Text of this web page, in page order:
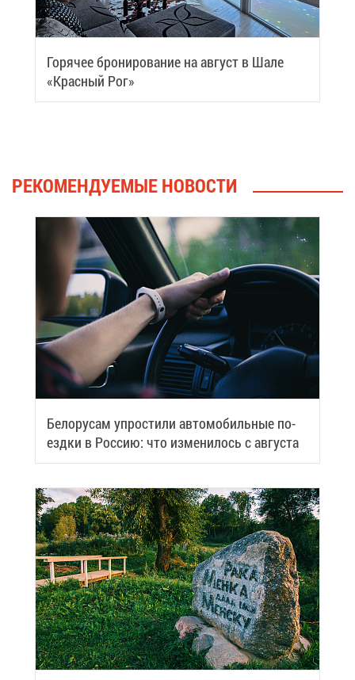
Го­ря­чее бро­ни­ро­ва­ние на ав­густ в Ша­ле
«Крас­ный Рог»
РЕ­КО­МЕН­ДУ­Е­МЫЕ НО­ВО­СТИ
Бе­ло­ру­сам упро­сти­ли ав­то­мо­биль­ные по­
езд­ки в Рос­сию: что из­ме­ни­лось с ав­гу­ста